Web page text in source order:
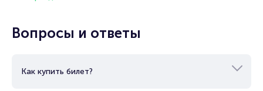
Вопросы и ответы
Как купить билет?